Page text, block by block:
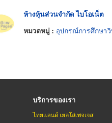
ห้างหุ้นส่วนจำกัด ไบโอเน็ต
หมวดหมู่ : อุปกรณ์การศึกษาวิทยาศา
บริการของเรา
ไทยแลนด์ เยลโล่เพจเจส